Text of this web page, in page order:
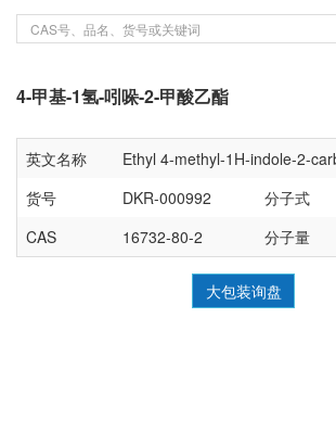
4-甲基-1氢-吲哚-2-甲酸乙酯
英文名称
Ethyl 4-methyl-1H-indole-2-
货号
DKR-000992 分子式
CAS 16732-80-2 分子量
大包装询盘